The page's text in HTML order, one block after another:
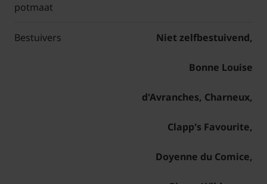
potmaat
Bestuivers Niet zelfbestuivend,
Bonne Louise
d'Avranches, Charneux,
Clapp's Favourite,
Doyenne du Comice,